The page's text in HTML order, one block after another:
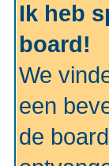
Ik heb
board!
We
een
de